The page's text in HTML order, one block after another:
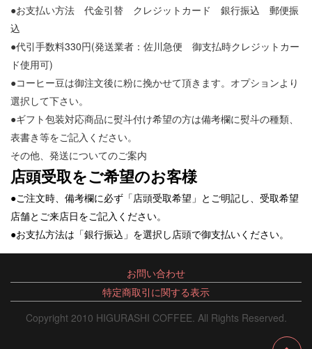
●お支払い方法 代金引替 クレジットカード 銀行振込 郵便振
込
●代引手数料330円(発送業者：佐川急便 御支払時クレジットカー
ド使用可)
●コーヒー豆は御注文後に粉に挽かせて頂きます。オプションより
選択して下さい。
●ギフト包装対応商品に熨斗付け希望の方は備考欄に熨斗の種類、
表書き等をご記入ください。
その他、発送についてのご案内
店頭受取をご希望のお客様
●ご注文時、備考欄に必ず「店頭受取希望」とご明記し、受取希望
店舗とご来店日をご記入ください。
●お支払方法は「銀行振込」を選択し店頭で御支払いください。
お問い合わせ
特定商取引に関する表示
Copyright 2010 HIGURASHI COFFEE. All Rights Reserved.